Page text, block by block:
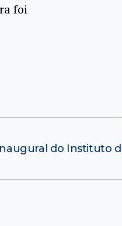
foi
do Instituto